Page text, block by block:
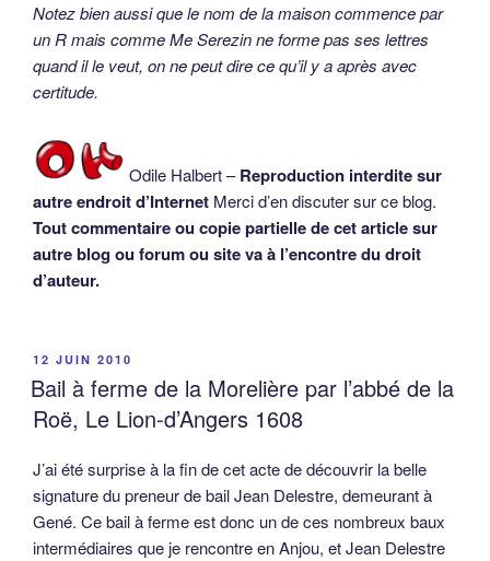
Notez bien aussi que le nom de la maison commence par
un R mais comme Me Serezin ne forme pas ses lettres
quand il le veut, on ne peut dire ce qu’il y a après avec
certitude.
Odile Halbert –Reproduction interdite sur
autre endroit d’Internet Merci d’en discuter sur ce blog.
Tout commentaire ou copie partielle de cet article sur
autre blog ou forum ou site va à l’encontre du droit
d’auteur.
PUBLIÉ
LE
12 JUIN 2010
Bail à ferme de la Morelière par l’abbé de la
Roë, Le Lion-d’Angers 1608
J’ai été surprise à la fin de cet acte de découvrir la belle
signature du preneur de bail Jean Delestre, demeurant à
Gené. Ce bail à ferme est donc un de ces nombreux baux
intermédiaires que je rencontre en Anjou, et Jean Delestre